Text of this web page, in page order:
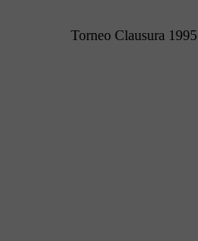
Torneo Clausura 1995